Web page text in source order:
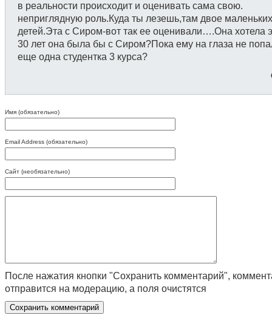
в реальности происходит и оценивать сама свою.
неприглядную роль.Куда ты лезешь,там двое маленьких
детей.Эта с Сиром-вот так ее оценивали….Она хотела
30 лет она была бы с Сиром?Пока ему на глаза не
еще одна студентка 3 курса?
Имя (обязательно)
Email Address (обязательно)
Сайт (необязательно)
После нажатия кнопки "Сохранить комментарий",
отправится на модерацию, а поля очистятся